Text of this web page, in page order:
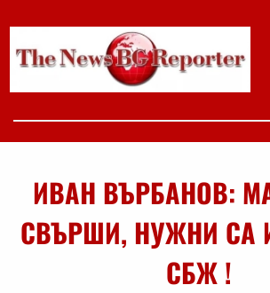
ИВАН ВЪРБАНОВ:
СВЪРШИ, НУЖНИ СА
СБЖ !